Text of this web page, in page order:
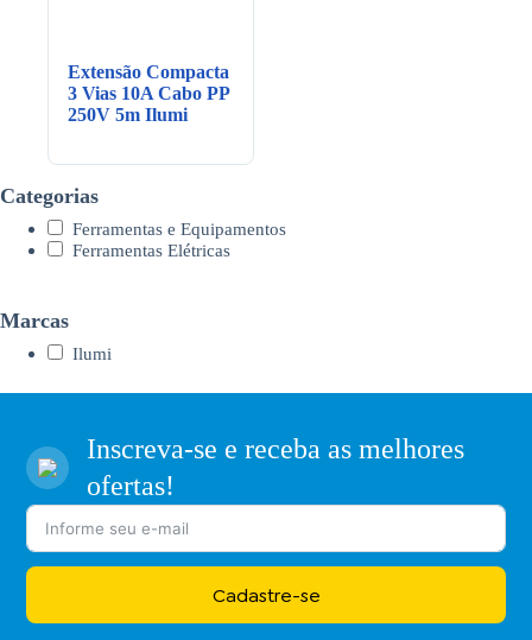
Extensão Compacta
3 Vias 10A Cabo PP
250V 5m Ilumi
Categorias
Ferramentas e Equipamentos
Ferramentas Elétricas
Marcas
Ilumi
Inscreva-se e receba as melhores
ofertas!
Cadastre-se